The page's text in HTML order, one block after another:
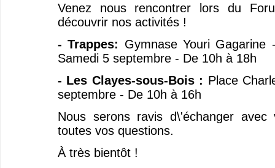
Venez nous rencontrer lors du
découvrir nos activités !
- Trappes: Gymnase Youri
Samedi 5 septembre - De 10h à 18h
- Les Clayes-sous-Bois : Place
septembre - De 10h à 16h
Nous serons ravis d\'échanger
toutes vos questions.
À très bientôt !